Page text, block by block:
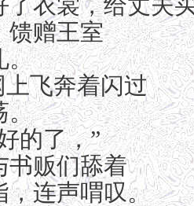
馈赠王室
。
上飞奔着闪过
。
的了，”
书贩们舔着
，连声喟叹。